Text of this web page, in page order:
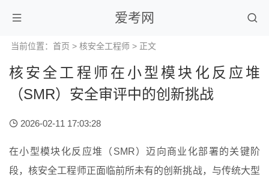
爱考网
当前位置： 首页 > 核安全工程师 > 正文
核安全工程师在小型模块化反应堆
（SMR）安全审评中的创新挑战
2026-02-11 17:03:28
在小型模块化反应堆（SMR）迈向商业化部署的关键阶
段，核安全工程师正面临前所未有的创新挑战，与传统大型